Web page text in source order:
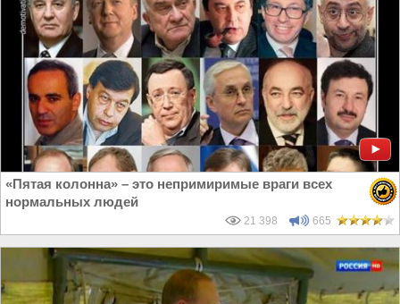
«Пятая колонна» – это непримиримые враги всех
нормальных людей
21 398 665